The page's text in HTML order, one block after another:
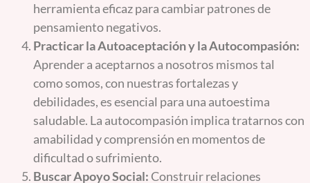
herramienta eficaz para cambiar patrones de
pensamiento negativos.
Practicar la Autoaceptación y la Autocompasión:
Aprender a aceptarnos a nosotros mismos tal
como somos, con nuestras fortalezas y
debilidades, es esencial para una autoestima
saludable. La autocompasión implica tratarnos con
amabilidad y comprensión en momentos de
dificultad o sufrimiento.
Buscar Apoyo Social: Construir relaciones